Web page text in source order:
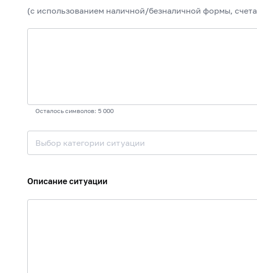
(с использованием наличной/безналичной формы,
Осталось символов: 5 000
Выбор категории ситуации
Описание ситуации